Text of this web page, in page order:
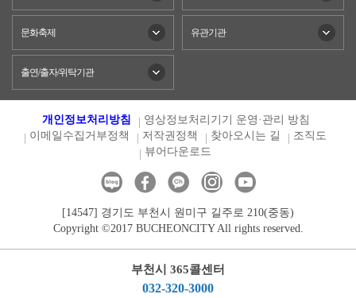
문화축제 유관기관
출연/출자/위탁기관
개인정보처리방침
영상정보처리기기 운영·관리 방침
이메일수집거부정책
저작권정책 찾아오시는 길
조직도
뷰어다운로드
[14547] 경기도 부천시 원미구 길주로 210(중동)
Copyright ©2017 BUCHEONCITY All rights reserved.
부천시 365콜센터
032-320-3000